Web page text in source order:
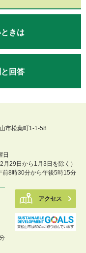
きは
回答
市松葉町1-1-58
日
月29日から1月3日を除く）
前8時30分から午後5時15分
アクセス